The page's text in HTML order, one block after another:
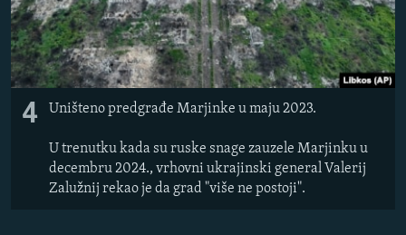
4 Uništeno predgrađe Marjinke u maju 2023.
U trenutku kada su ruske snage zauzele Marjinku u
decembru 2024., vrhovni ukrajinski general Valerij
Zalužnij rekao je da grad "više ne postoji".